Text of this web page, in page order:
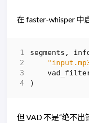
在 faster-whisper 中
segments ,
)
但 VAD 不是“绝不